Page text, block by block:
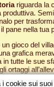
riguarda la
produttiva.
per
pane nella tua
gioco del
grafica
in tutte le sue
ortaggi
i cookie sui